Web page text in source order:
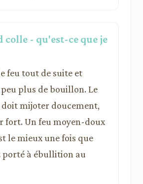
colle - qu'est-ce que je
feu tout de suite et
plus de bouillon. Le
mijoter doucement,
fort. Un feu moyen-doux
le mieux une fois que
porté à ébullition au